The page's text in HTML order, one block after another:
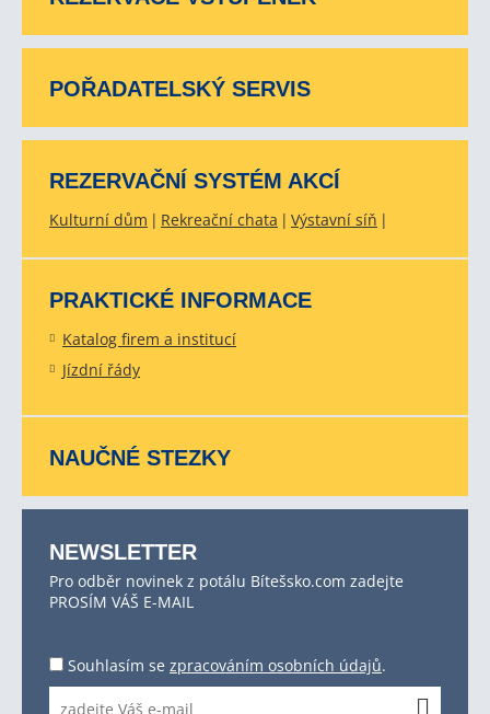
POŘADATELSKÝ SERVIS
REZERVAČNÍ SYSTÉM AKCÍ
Kulturní dům Rekreační chata Výstavní síň
PRAKTICKÉ INFORMACE
Katalog firem a institucí
Jízdní řády
NAUČNÉ STEZKY
NEWSLETTER
Pro odběr novinek z potálu Bítešsko.com zadejte
PROSÍM VÁŠ E-MAIL
Souhlasím se zpracováním osobních údajů.